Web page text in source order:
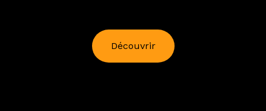
Découvrir